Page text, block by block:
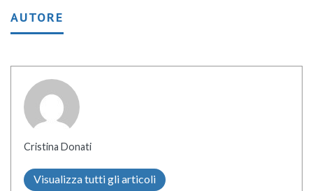
AUTORE
Cristina Donati
Visualizza tutti gli articoli